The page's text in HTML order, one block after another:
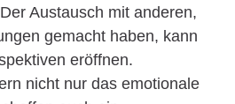
Austausch mit anderen,
gemacht haben, kann
eröffnen.
nicht nur das emotionale